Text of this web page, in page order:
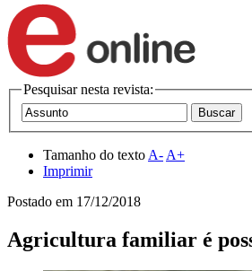
Pesquisar nesta revista:
Tamanho do texto A- A+
Imprimir
Postado em 17/12/2018
Agricultura familiar é